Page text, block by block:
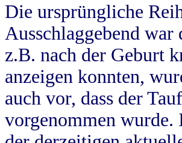
Die ursprüngliche
Ausschlaggebend
z.B. nach der Geburt
anzeigen konnten,
auch vor, dass der
vorgenommen wurde.